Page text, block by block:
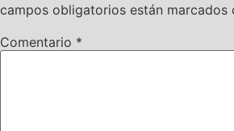
campos obligatorios están marcados
Comentario *